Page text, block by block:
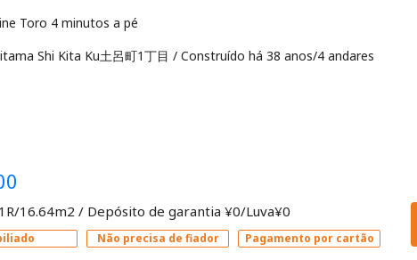
Shi Kita Ku土呂町1丁目 / Construído há 38 anos/4 andares
16.64m2 / Depósito de garantia ¥0/Luva¥0
Não precisa de fiador Pagamento por cartão